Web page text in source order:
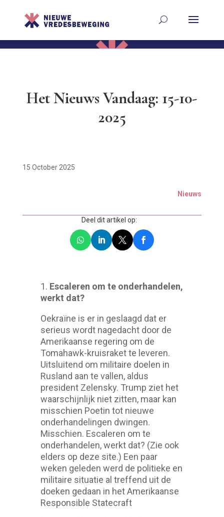
Het Nieuws Vandaag: 15-10-
2025
15 October 2025
Nieuws
Deel dit artikel op:
1. Escaleren om te onderhandelen,
werkt dat?
Oekraïne is er in geslaagd dat er
serieus wordt nagedacht door de
Amerikaanse regering om de
Tomahawk-kruisraket te leveren.
Uitsluitend om militaire doelen in
Rusland aan te vallen, aldus
president Zelensky. Trump ziet het
waarschijnlijk niet zitten, maar kan
misschien Poetin tot nieuwe
onderhandelingen dwingen.
Misschien. Escaleren om te
onderhandelen, werkt dat? (Zie ook
elders op deze site.) Een paar
weken geleden werd de politieke en
militaire situatie al treffend uit de
doeken gedaan in het Amerikaanse
Responsible Statecraft